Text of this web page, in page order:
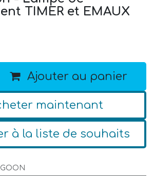
TIMER et EMAUX
Ajouter au panier
maintenant
à la liste de souhaits